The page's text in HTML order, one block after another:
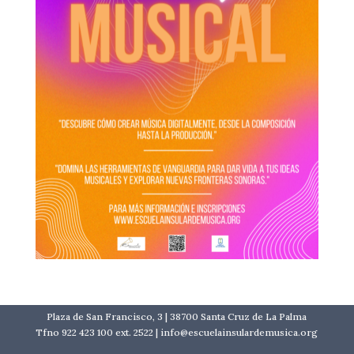
Plaza de San Francisco, 3 | 38700 Santa Cruz de La Palma
Tfno 922 423 100 ext. 2522 | info@escuelainsulardemusica.org